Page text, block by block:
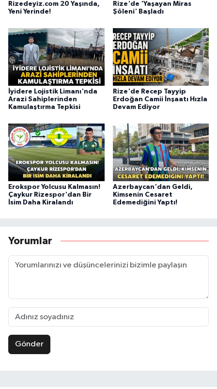
Rizedeyiz.com 20 Yaşında,
Yeni Yerinde!
Rize'de 'Yaşayan Miras
Şöleni' Başladı
İyidere Lojistik Limanı'nda
Arazi Sahiplerinden
Kamulaştırma Tepkisi
Rize'de Recep Tayyip
Erdoğan Camii İnşaatı Hızla
Devam Ediyor
Erokspor Yolcusu Kalmasın!
Çaykur Rizespor'dan Bir
İsim Daha Kiralandı
Azerbaycan'dan Geldi,
Kimsenin Cesaret
Edemediğini Yaptı!
Yorumlar
Gönder